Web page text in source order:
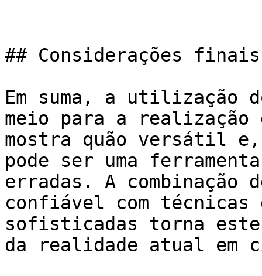
## Considerações finais
Em suma, a utilização
meio para a realização
mostra quão versátil e,
pode ser uma
erradas. A combinação
confiável com técnicas
sofisticadas torna este
da realidade atual em